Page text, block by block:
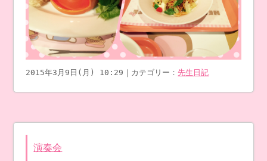
2015年3月9日(月) 10:29｜カテゴリー：先生日記
演奏会